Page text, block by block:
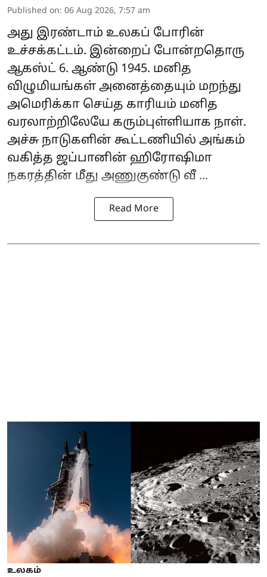
Published on: 06 Aug 2026, 7:57 am
அது இரண்டாம் உலகப் போரின்
உச்சக்கட்டம். இன்றைப் போன்றதொரு
ஆகஸ்ட் 6. ஆண்டு 1945. மனித
விழுமியங்கள் அனைத்தையும் மறந்து
அமெரிக்கா செய்த காரியம் மனித
வரலாற்றிலேயே கரும்புள்ளியாக நாள்.
அச்சு நாடுகளின் கூட்டணியில் அங்கம்
வகித்த ஜப்பானின் ஹிரோஷிமா
நகரத்தின் மீது அணுகுண்டு வீ ...
Read More
உலகம்